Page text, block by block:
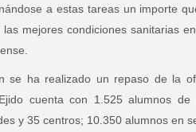
a estas tareas un importe
mejores condiciones sanitarias
se ha realizado un repaso de la
cuenta con 1.525 alumnos
y 35 centros; 10.350 alumnos en